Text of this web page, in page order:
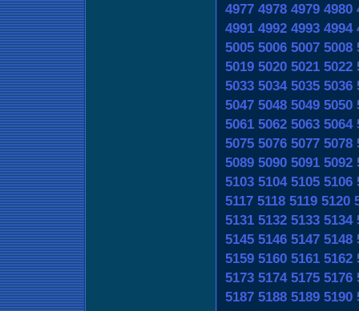
4977 4978 4979 4980
4991 4992 4993 4994
5005 5006 5007 5008
5019 5020 5021 5022
5033 5034 5035 5036
5047 5048 5049 5050
5061 5062 5063 5064
5075 5076 5077 5078
5089 5090 5091 5092
5103 5104 5105 5106
5117 5118 5119 5120
5131 5132 5133 5134
5145 5146 5147 5148
5159 5160 5161 5162
5173 5174 5175 5176
5187 5188 5189 5190